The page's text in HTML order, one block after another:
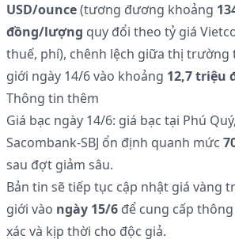
USD/ounce(tương đương khoảng
đồng/lượng quy đổi theo tỷ giá
thuế, phí), chênh lệch giữa thị
giới ngày 14/6 vào khoảng 12,7 triệu
Thông tin thêm
Giá bạc ngày 14/6: giá bạc tại Phú
Sacombank-SBJ ổn định quanh mức
sau đợt giảm sâu.
Bản tin sẽ tiếp tục cập nhật giá vàng
giới vào ngày 15/6 để cung cấp
xác và kịp thời cho độc giả.